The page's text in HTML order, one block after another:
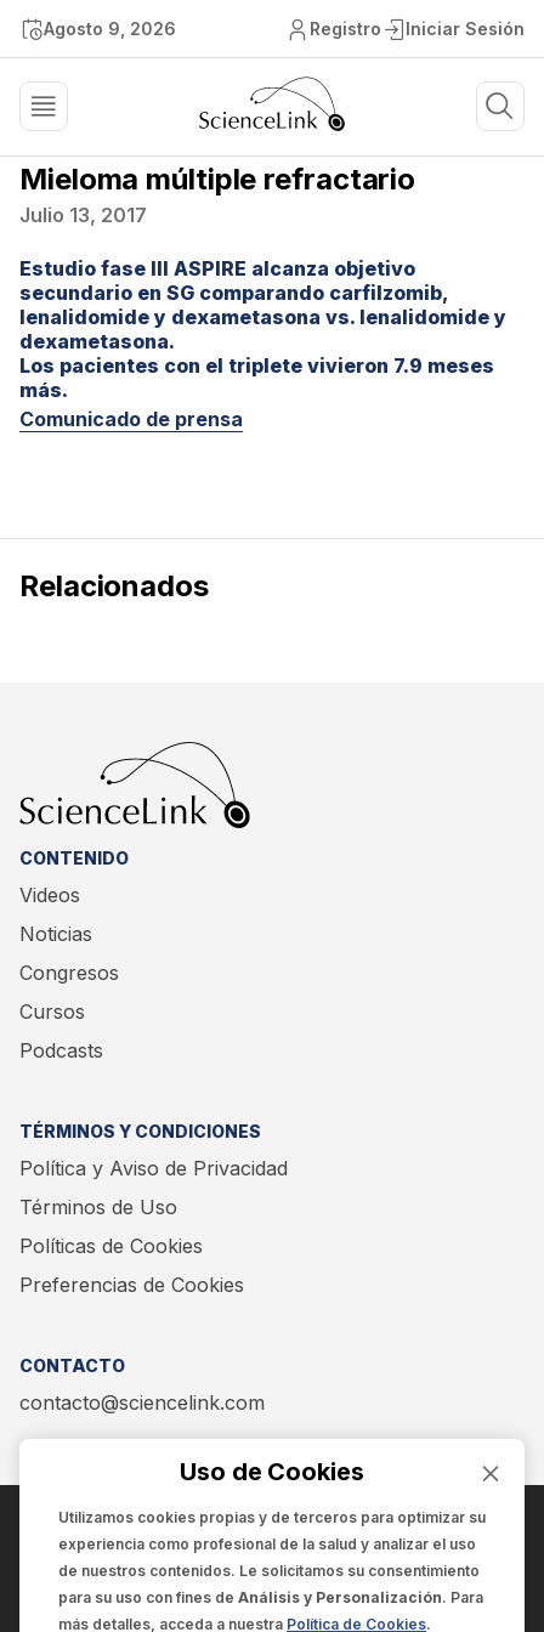
Agosto 9, 2026 Registro Iniciar Sesión
Mieloma múltiple refractario
Julio 13, 2017
Estudio fase III ASPIRE alcanza objetivo
secundario en SG comparando carfilzomib,
lenalidomide y dexametasona vs. lenalidomide y
dexametasona.
Los pacientes con el triplete vivieron 7.9 meses
más.
Comunicado de prensa
Relacionados
CONTENIDO
Videos
Noticias
Congresos
Cursos
Podcasts
TÉRMINOS Y CONDICIONES
Política y Aviso de Privacidad
Términos de Uso
Políticas de Cookies
Preferencias de Cookies
CONTACTO
contacto@sciencelink.com
ENCUÉNTRANOS EN:
Uso de Cookies
Utilizamos cookies propias y de terceros para optimizar su
experiencia como profesional de la salud y analizar el uso
de nuestros contenidos. Le solicitamos su consentimiento
para su uso con fines de Análisis y Personalización. Para
más detalles, acceda a nuestra Política de Cookies.